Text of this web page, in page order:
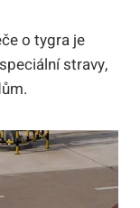
o tygra je
stravy,